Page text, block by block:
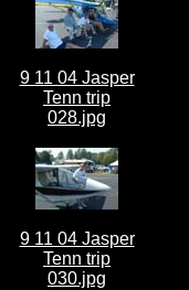
9 11 04 Jasper
Tenn trip
028.jpg
9 11 04 Jasper
Tenn trip
030.jpg